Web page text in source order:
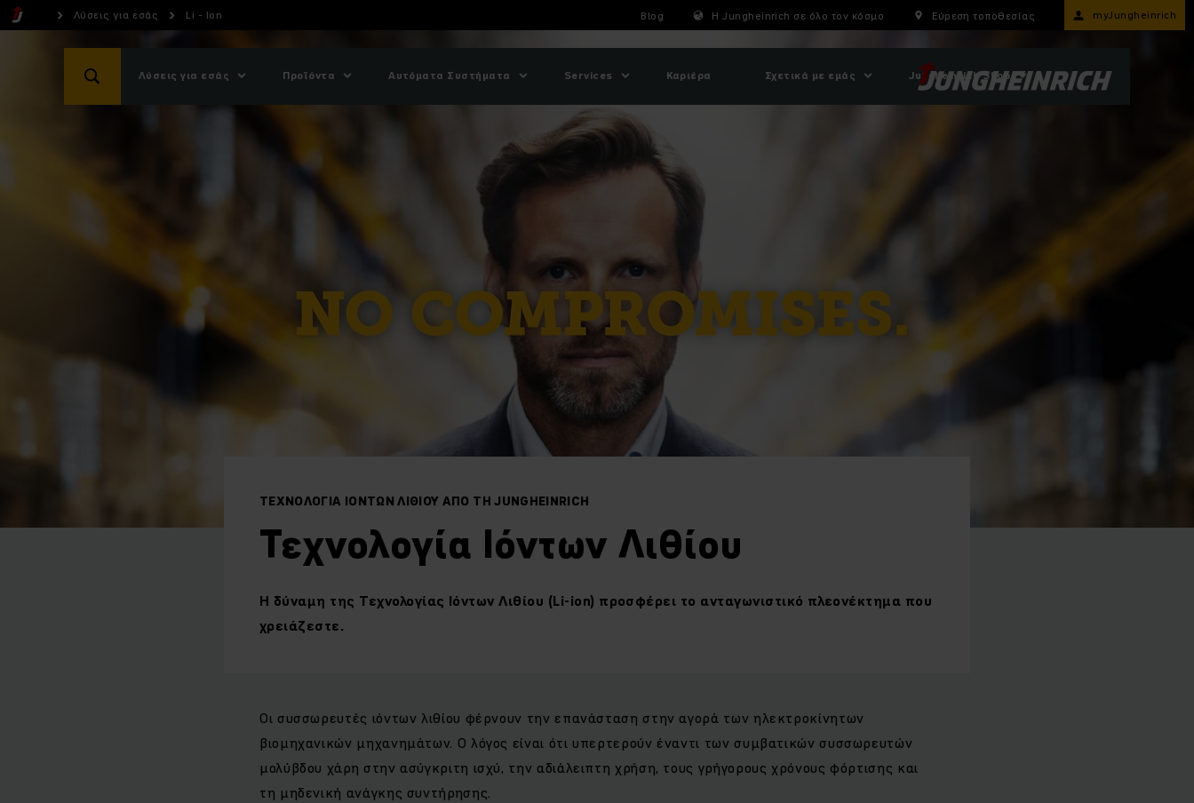
Λύσεις για εσάς Li - Ion Blog Η Jungheinrich σε όλο τον κόσμο Εύρεση τοποθεσίας myJungheinrich
Λύσεις για εσάς Προϊόντα Αυτόματα Συστήματα Services Καριέρα Σχετικά με εμάς Jungheinrich Shop
ΤΕΧΝΟΛΟΓΊΑ ΙΌΝΤΩΝ ΛΙΘΊΟΥ ΑΠΌ ΤΗ JUNGHEINRICH
Τεχνολογία Ιόντων Λιθίου
Η δύναμη της Τεχνολογίας Ιόντων Λιθίου (Li-ion) προσφέρει το ανταγωνιστικό πλεονέκτημα που
χρειάζεστε.
Οι συσσωρευτές ιόντων λιθίου φέρνουν την επανάσταση στην αγορά των ηλεκτροκίνητων
βιομηχανικών μηχανημάτων. Ο λόγος είναι ότι υπερτερούν έναντι των συμβατικών συσσωρευτών
μολύβδου χάρη στην ασύγκριτη ισχύ, την αδιάλειπτη χρήση, τους γρήγορους χρόνους φόρτισης και
τη μηδενική ανάγκης συντήρησης.